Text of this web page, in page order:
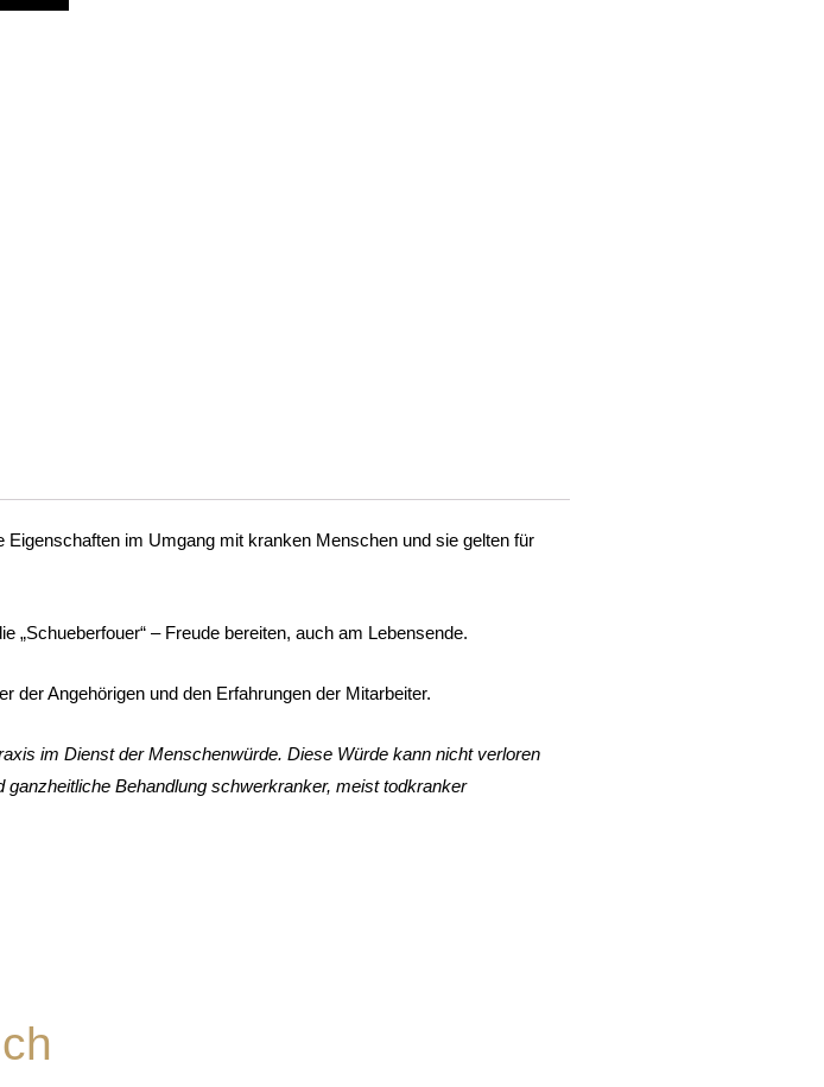
im Umgang mit kranken Menschen und sie gelten für
„Schueberfouer“ – Freude bereiten, auch am Lebensende.
Angehörigen und den Erfahrungen der Mitarbeiter.
im Dienst der Menschenwürde. Diese Würde kann nicht verloren
Behandlung schwerkranker, meist todkranker